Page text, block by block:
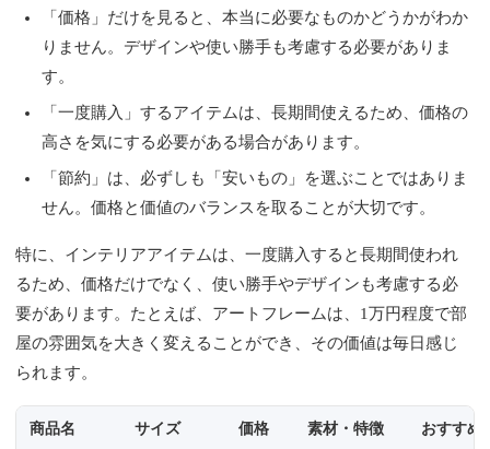
「価格」だけを見ると、本当に必要なものかどうかがわか
りません。デザインや使い勝手も考慮する必要がありま
す。
「一度購入」するアイテムは、長期間使えるため、価格の
高さを気にする必要がある場合があります。
「節約」は、必ずしも「安いもの」を選ぶことではありま
せん。価格と価値のバランスを取ることが大切です。
特に、インテリアアイテムは、一度購入すると長期間使われ
るため、価格だけでなく、使い勝手やデザインも考慮する必
要があります。たとえば、アートフレームは、1万円程度で部
屋の雰囲気を大きく変えることができ、その価値は毎日感じ
られます。
商品名 サイズ 価格 素材・特徴 おすすめ